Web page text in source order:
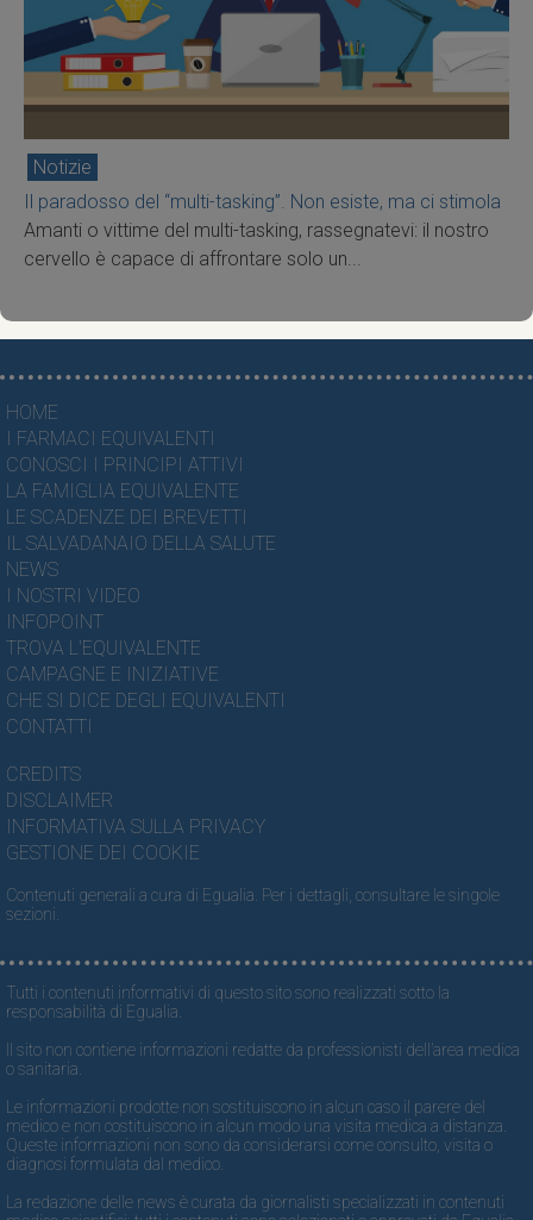
Notizie
Il paradosso del “multi-tasking”. Non esiste, ma ci stimola
Amanti o vittime del multi-tasking, rassegnatevi: il nostro
cervello è capace di affrontare solo un...
HOME
I FARMACI EQUIVALENTI
CONOSCI I PRINCIPI ATTIVI
LA FAMIGLIA EQUIVALENTE
LE SCADENZE DEI BREVETTI
IL SALVADANAIO DELLA SALUTE
NEWS
I NOSTRI VIDEO
INFOPOINT
TROVA L'EQUIVALENTE
CAMPAGNE E INIZIATIVE
CHE SI DICE DEGLI EQUIVALENTI
CONTATTI
CREDITS
DISCLAIMER
INFORMATIVA SULLA PRIVACY
GESTIONE DEI COOKIE
Contenuti generali a cura di Egualia. Per i dettagli, consultare le singole
sezioni.
Tutti i contenuti informativi di questo sito sono realizzati sotto la
responsabilità di Egualia.
Il sito non contiene informazioni redatte da professionisti dell’area medica
o sanitaria.
Le informazioni prodotte non sostituiscono in alcun caso il parere del
medico e non costituiscono in alcun modo una visita medica a distanza.
Queste informazioni non sono da considerarsi come consulto, visita o
diagnosi formulata dal medico.
La redazione delle news è curata da giornalisti specializzati in contenuti